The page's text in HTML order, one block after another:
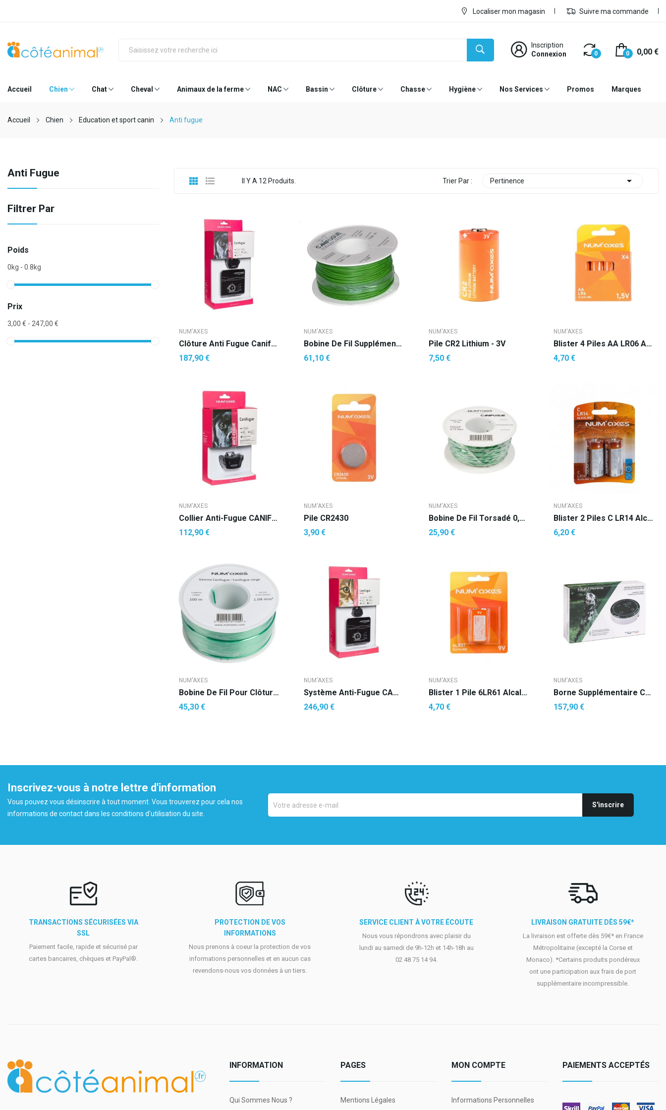
Localiser mon magasin Suivre ma commande
Inscription
Connexion
0 0 0,00 €
Accueil Chien Chat Cheval Animaux de la ferme NAC Bassin Clôture Chasse Hygiène Nos Services Promos Marques
Accueil Chien Education et sport canin Anti fugue
Anti Fugue
Filtrer Par
Poids
0kg - 0.8kg
Prix
3,00 € - 247,00 €
Il Y A 12 Produits. Trier Par : Pertinence 
NUM'AXES
Clôture Anti Fugue Canifugue 1032
187,90 €
AJOUTER AU PANIER
NUM'AXES
Bobine De Fil Supplémentaire 0,52 Mm² Pour...
61,10 €
NUM'AXES
Pile CR2 Lithium - 3V
7,50 €
NUM'AXES
Blister 4 Piles AA LR06 Alcalines 1.5 V Numaxes
4,70 €
NUM'AXES
Collier Anti-Fugue CANIFUGUE FUG1032
112,90 €
AJOUTER AU PANIER
NUM'AXES
Pile CR2430
3,90 €
AJOUTER AU PANIER
NUM'AXES
Bobine De Fil Torsadé 0,75 Mm² Pour...
25,90 €
NUM'AXES
Blister 2 Piles C LR14 Alcalines 1.5 V
6,20 €
NUM'AXES
Bobine De Fil Pour Clôtures Anti-Fugue – 1.04...
45,30 €
NUM'AXES
Système Anti-Fugue CANIFUGUE SMALL
246,90 €
NUM'AXES
Blister 1 Pile 6LR61 Alcalines 9 V
4,70 €
NUM'AXES
Borne Supplémentaire CANIFUGUE Sans Fil FUG1034
157,90 €
Inscrivez-vous à notre lettre d'information
Vous pouvez vous désinscrire à tout moment. Vous trouverez pour cela nos
informations de contact dans les conditions d'utilisation du site.
TRANSACTIONS SÉCURISÉES VIA
SSL
Paiement facile, rapide et sécurisé par
cartes bancaires, chèques et PayPal®.
PROTECTION DE VOS
INFORMATIONS
Nous prenons à coeur la protection de vos
informations personnelles et en aucun cas
revendons-nous vos données à un tiers.
SERVICE CLIENT À VOTRE ÉCOUTE
Nous vous répondrons avec plaisir du
lundi au samedi de 9h-12h et 14h-18h au
02 48 75 14 94.
LIVRAISON GRATUITE DÈS 59€*
La livraison est offerte dès 59€* en France
Métropolitaine (excepté la Corse et
Monaco). *Certains produits pondéreux
ont une participation aux frais de port
supplémentaire incompressible.
INFORMATION
Qui Sommes Nous ?
PAGES
Mentions Légales
MON COMPTE
Informations Personnelles
PAIEMENTS ACCEPTÉS